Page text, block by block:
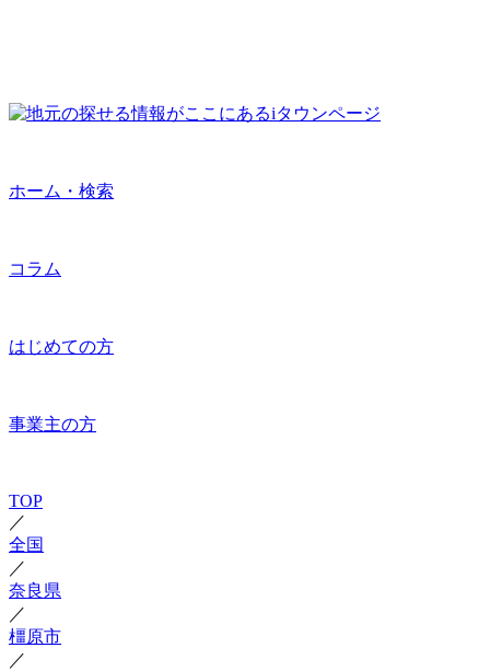
ホーム・検索
コラム
はじめての方
事業主の方
TOP
／
全国
／
奈良県
／
橿原市
／